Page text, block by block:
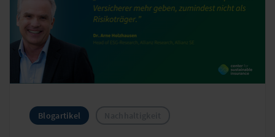
Blogartikel